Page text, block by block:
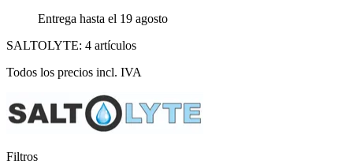
Entrega hasta el 19 agosto
SALTOLYTE: 4 artículos
Todos los precios incl. IVA
Filtros